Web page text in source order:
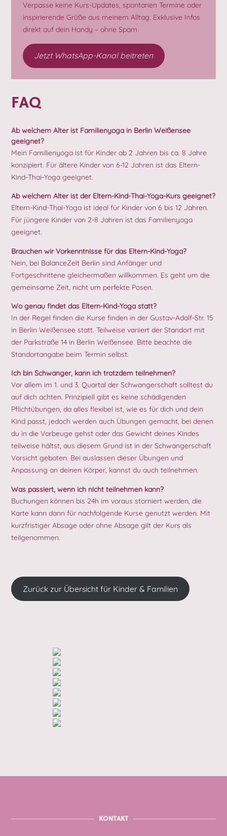
Verpasse keine Kurs-Updates, spontanen Termine oder
inspirierende Grüße aus meinem Alltag. Exklusive Infos
direkt auf dein Handy – ohne Spam.
Jetzt WhatsApp-Kanal beitreten
FAQ
Ab welchem Alter ist Familienyoga in Berlin Weißensee
geeignet?
Mein Familienyoga ist für Kinder ab 2 Jahren bis ca. 8 Jahre
konzipiert. Für ältere Kinder von 6-12 Jahren ist das Eltern-
Kind-Thai-Yoga geeignet.
Ab welchem Alter ist der Eltern-Kind-Thai-Yoga-Kurs geeignet?
Eltern-Kind-Thai-Yoga ist ideal für Kinder von 6 bis 12 Jahren.
Für jüngere Kinder von 2-8 Jahren ist das Familienyoga
geeignet.
Brauchen wir Vorkenntnisse für das Eltern-Kind-Yoga?
Nein, bei BalanceZeit Berlin sind Anfänger und
Fortgeschrittene gleichermaßen willkommen. Es geht um die
gemeinsame Zeit, nicht um perfekte Posen.
Wo genau findet das Eltern-Kind-Yoga statt?
In der Regel finden die Kurse finden in der Gustav-Adolf-Str. 15
in Berlin Weißensee statt. Teilweise variiert der Standort mit
der Parkstraße 14 in Berlin Weißensee. Bitte beachte die
Standortangabe beim Termin selbst.
Ich bin Schwanger, kann ich trotzdem teilnehmen?
Vor allem im 1. und 3. Quartal der Schwangerschaft solltest du
auf dich achten. Prinzipiell gibt es keine schädigenden
Pflichtübungen, da alles flexibel ist, wie es für dich und dein
Kind passt, jedoch werden auch Übungen gemacht, bei denen
du in die Vorbeuge gehst oder das Gewicht deines Kindes
teilweise hältst, aus diesem Grund ist in der Schwangerschaft
Vorsicht geboten. Bei auslassen dieser Übungen und
Anpassung an deinen Körper, kannst du auch teilnehmen.
Was passiert, wenn ich nicht teilnehmen kann?
Buchungen können bis 24h im voraus storniert werden, die
Karte kann dann für nachfolgende Kurse genutzt werden. Mit
kurzfristiger Absage oder ohne Absage gilt der Kurs als
teilgenommen.
Zurück zur Übersicht für Kinder & Familien
KONTAKT